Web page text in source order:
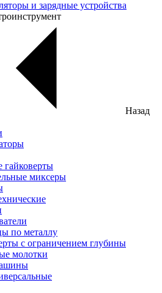
и зарядные устройства
Назад
гайковерты
миксеры
по металлу
с ограничением глубины
молотки